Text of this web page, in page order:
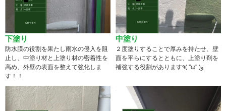
下塗り
防水膜の役割を果たし雨水の侵入を阻
止し、中塗り材と上塗り材の密着性を
高め、外壁の表面を整えて強化しま
す！！
中塗り
２度塗りすることで厚みを持たせ、壁
面を平らにするとともに、上塗り剤を
補強する役割があります٩( ''ω'' )و